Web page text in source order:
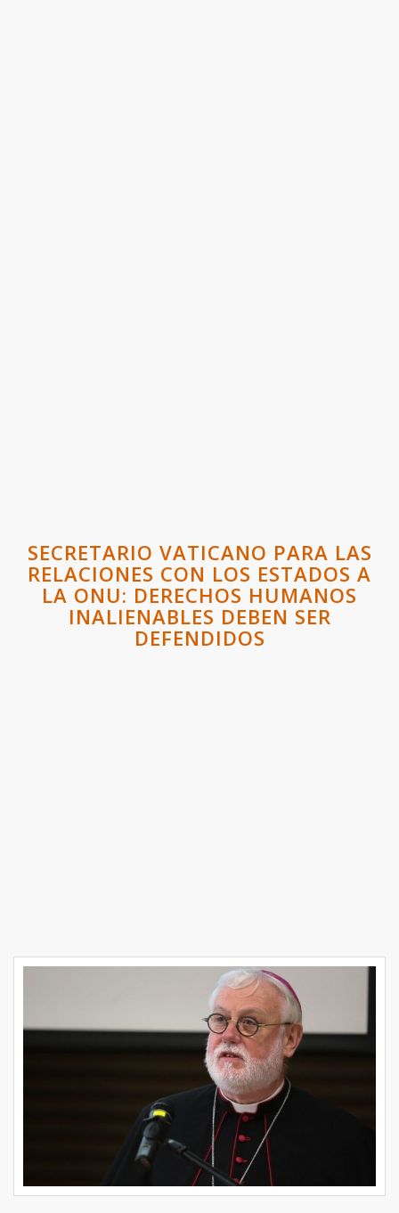
SECRETARIO VATICANO PARA LAS
RELACIONES CON LOS ESTADOS A
LA ONU: DERECHOS HUMANOS
INALIENABLES DEBEN SER
DEFENDIDOS